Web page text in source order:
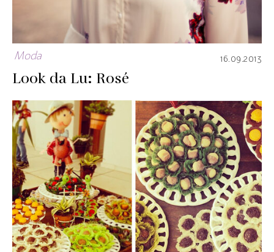
Moda 16.09.2013
Look da Lu: Rosé